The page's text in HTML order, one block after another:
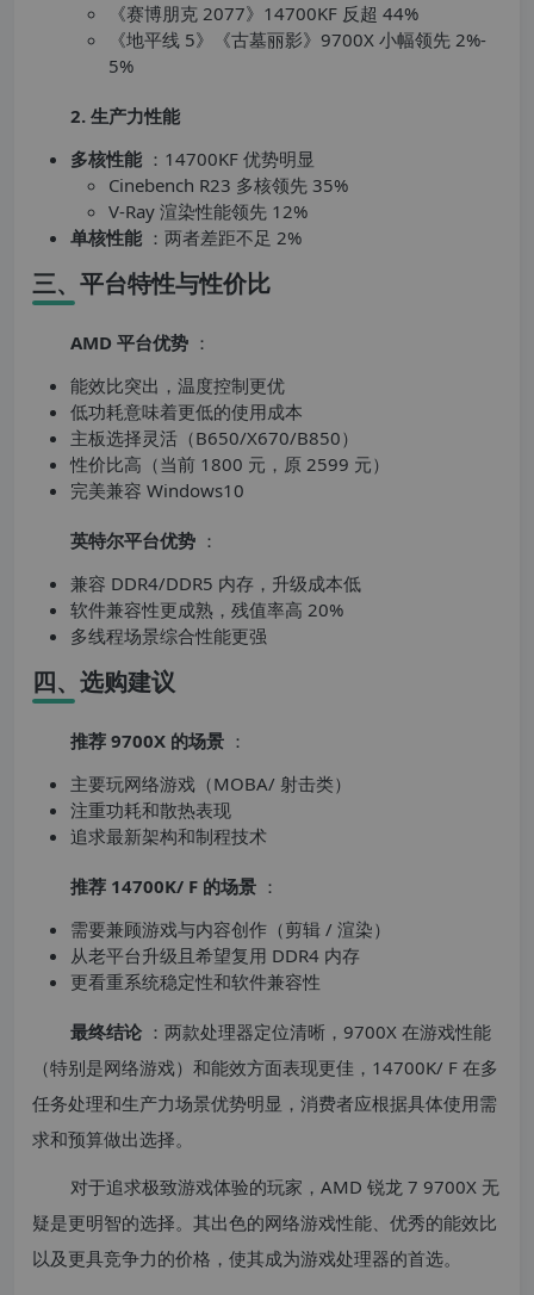
《赛博朋克 2077》14700KF 反超 44%
《地平线 5》《古墓丽影》9700X 小幅领先 2%-
5%
2. 生产力性能
多核性能 ：14700KF 优势明显
Cinebench R23 多核领先 35%
V-Ray 渲染性能领先 12%
单核性能 ：两者差距不足 2%
三、平台特性与性价比
AMD 平台优势 ：
能效比突出，温度控制更优
低功耗意味着更低的使用成本
主板选择灵活（B650/X670/B850）
性价比高（当前 1800 元，原 2599 元）
完美兼容 Windows10
英特尔平台优势 ：
兼容 DDR4/DDR5 内存，升级成本低
软件兼容性更成熟，残值率高 20%
多线程场景综合性能更强
四、选购建议
推荐 9700X 的场景 ：
主要玩网络游戏（MOBA/ 射击类）
注重功耗和散热表现
追求最新架构和制程技术
推荐 14700K/ F 的场景 ：
需要兼顾游戏与内容创作（剪辑 / 渲染）
从老平台升级且希望复用 DDR4 内存
更看重系统稳定性和软件兼容性
最终结论 ：两款处理器定位清晰，9700X 在游戏性能
（特别是网络游戏）和能效方面表现更佳，14700K/ F 在多
任务处理和生产力场景优势明显，消费者应根据具体使用需
求和预算做出选择。
对于追求极致游戏体验的玩家，AMD 锐龙 7 9700X 无
疑是更明智的选择。其出色的网络游戏性能、优秀的能效比
以及更具竞争力的价格，使其成为游戏处理器的首选。